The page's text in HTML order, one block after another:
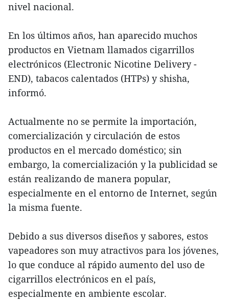
nivel nacional.
En los últimos años, han aparecido muchos
productos en Vietnam llamados cigarrillos
electrónicos (Electronic Nicotine Delivery -
END), tabacos calentados (HTPs) y shisha,
informó.
Actualmente no se permite la importación,
comercialización y circulación de estos
productos en el mercado doméstico; sin
embargo, la comercialización y la publicidad se
están realizando de manera popular,
especialmente en el entorno de Internet, según
la misma fuente.
Debido a sus diversos diseños y sabores, estos
vapeadores son muy atractivos para los jóvenes,
lo que conduce al rápido aumento del uso de
cigarrillos electrónicos en el país,
especialmente en ambiente escolar.